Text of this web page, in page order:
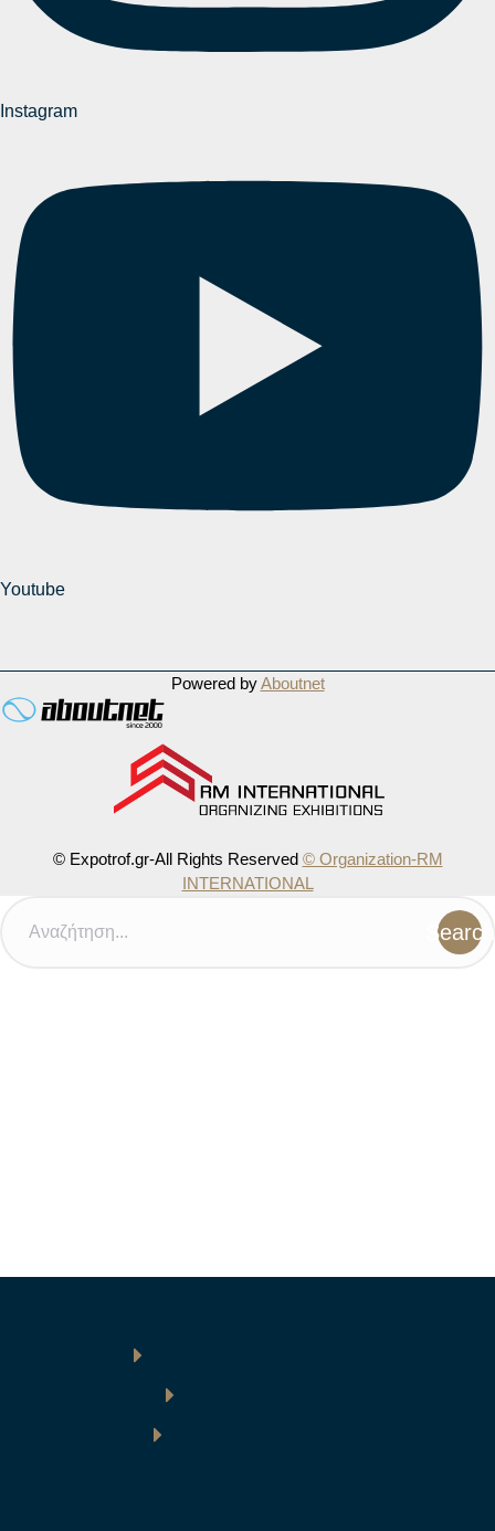
Instagram
Youtube
Powered byAboutnet
© Expotrof.gr-All Rights Reserved © Organization-RM
INTERNATIONAL
Search